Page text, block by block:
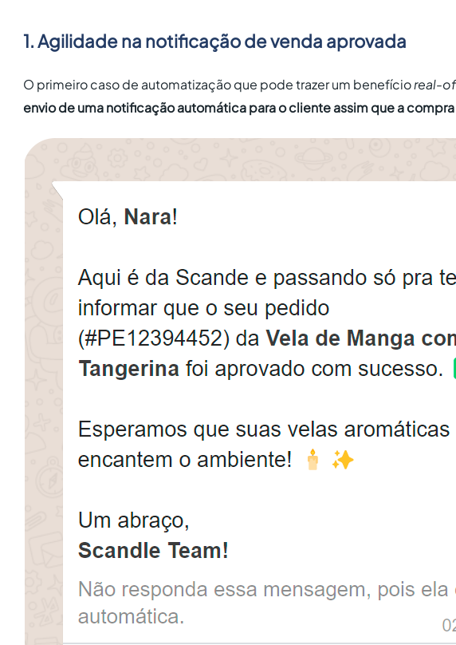
1. Agilidade na notificação de venda aprovada
O primeiro caso de automatização que pode trazer um benefícioreal-
envio de uma notificação automática para o cliente assim que a